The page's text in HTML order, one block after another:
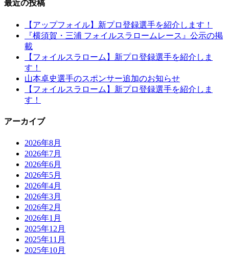
最近の投稿
【アップフォイル】新プロ登録選手を紹介します！
『横須賀・三浦 フォイルスラロームレース』公示の掲
載
【フォイルスラローム】新プロ登録選手を紹介しま
す！
山本卓史選手のスポンサー追加のお知らせ
【フォイルスラローム】新プロ登録選手を紹介しま
す！
アーカイブ
2026年8月
2026年7月
2026年6月
2026年5月
2026年4月
2026年3月
2026年2月
2026年1月
2025年12月
2025年11月
2025年10月